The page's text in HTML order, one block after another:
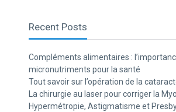
Recent Posts
Compléments alimentaires :
micronutriments pour la santé
Tout savoir sur l’opération de la
La chirurgie au laser pour corriger la
Hypermétropie, Astigmatisme et